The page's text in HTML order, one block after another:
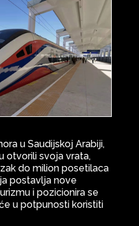
u Saudijskoj Arabiji,
otvorili svoja vrata,
do milion posetilaca
postavlja nove
i pozicionira se
u potpunosti koristiti